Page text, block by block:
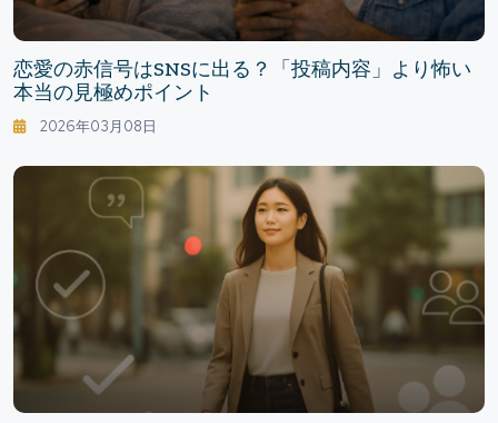
恋愛の赤信号はSNSに出る？「投稿内容」より怖い
本当の見極めポイント
2026年03月08日